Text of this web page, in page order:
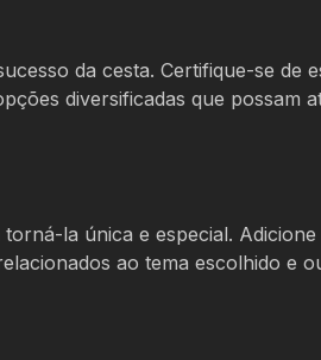
da cesta. Certifique-se de
diversificadas que possam
la única e especial.
ao tema escolhido e